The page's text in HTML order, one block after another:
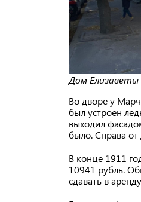
Дом Елизаветы
Во дворе у
был устроен
выходил
было. Справа от
В конце 1911
10941 рубль.
сдавать в